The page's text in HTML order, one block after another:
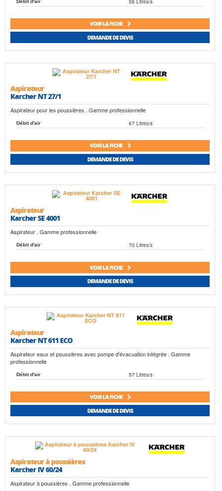
VOIR LA FICHE
DEMANDE DE DEVIS
Aspirateur
Karcher NT 27/1
Aspirateur pour les poussières . Gamme professionnelle
Débit d'air 67 Litres/s
VOIR LA FICHE
DEMANDE DE DEVIS
Aspirateur
Karcher SE 4001
Aspirateur . Gamme professionnelle
Débit d'air 70 Litres/s
VOIR LA FICHE
DEMANDE DE DEVIS
Aspirateur
Karcher NT 611 ECO
Aspirateur eaux et poussières avec pompe d'évacuation intégrée . Gamme
professionnelle
Débit d'air 57 Litres/s
VOIR LA FICHE
DEMANDE DE DEVIS
Aspirateur à poussières
Karcher IV 60/24
Aspirateur à poussières . Gamme professionnelle